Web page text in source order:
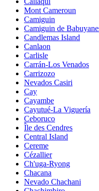
Mont Cameroun
Camiguin
Camiguin de
Candlemas Island
Canlaon
Carlisle
Carrán-Los Venados
Carrizozo
Nevados Casiri
Cay
Cayambe
Cayutué-La Viguería
Ceboruco
Île des Cendres
Central Island
Cereme
Cézallier
Ch'uga-Ryong
Chacana
Nevado Chachani